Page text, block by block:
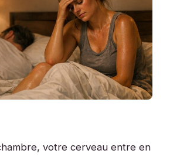
votre cerveau entre en